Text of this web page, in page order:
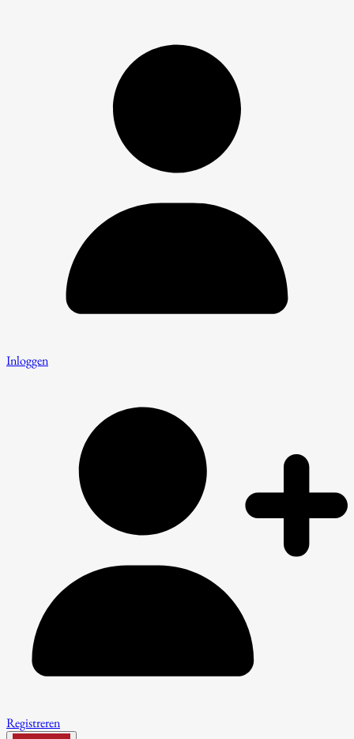
Inloggen
Registreren